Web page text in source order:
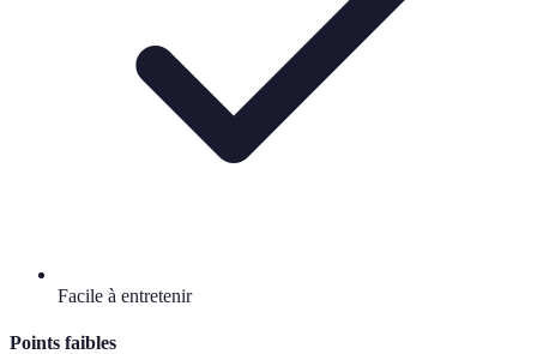
Facile à entretenir
Points faibles